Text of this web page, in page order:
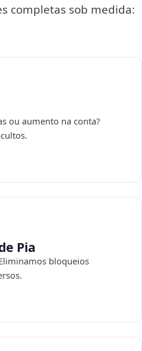
completas sob medida:
ou aumento na conta?
Pia
bloqueios